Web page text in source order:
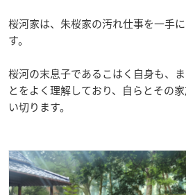
桜河家は、朱桜家の汚れ仕事を一手
す。
桜河の末息子であるこはく自身も、
とをよく理解しており、自らとその
い切ります。